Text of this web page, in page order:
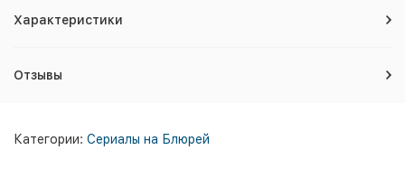
Характеристики
Отзывы
Категории: Сериалы на Блюрей